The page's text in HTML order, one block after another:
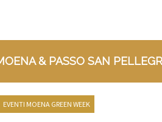
& PASSO SAN
EVENTI MOENA GREEN WEEK